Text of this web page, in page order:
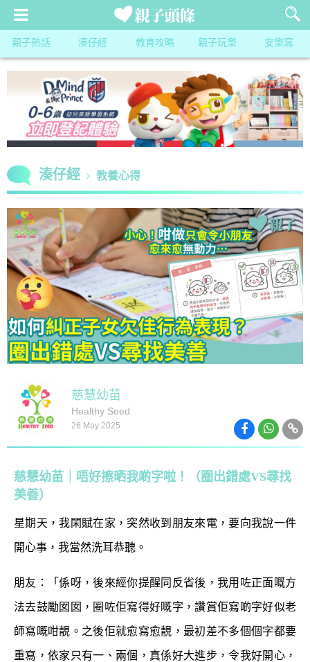
親子熱話 湊仔經 教育攻略 親子玩樂 安樂窩
湊仔經 教養心得
慈慧幼苗
Healthy Seed
26 May 2025
慈慧幼苗｜唔好擦晒我啲字啦！（圈出錯處VS尋找
美善）
星期天，我閑賦在家，突然收到朋友來電，要向我說一件
開心事，我當然洗耳恭聽。
朋友：「係呀，後來經你提醒同反省後，我用咗正面嘅方
法去鼓勵囡囡，圈咗佢寫得好嘅字，讚賞佢寫啲字好似老
師寫嘅咁靚。之後佢就愈寫愈靚，最初差不多個個字都要
重寫，依家只有一、兩個，真係好大進步，令我好開心，